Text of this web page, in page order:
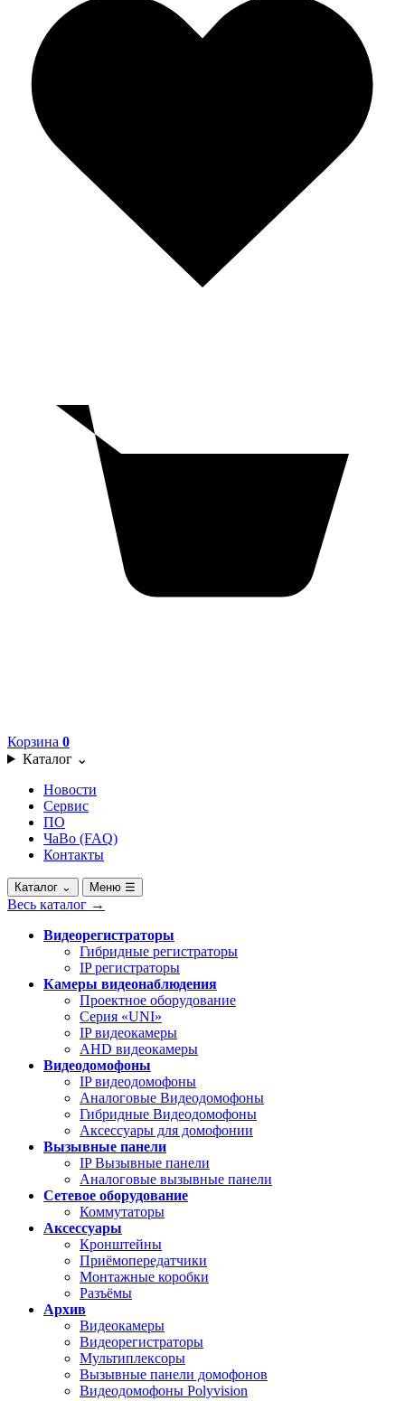
Корзина 0
Каталог ⌄
Новости
Сервис
ПО
ЧаВо (FAQ)
Контакты
Каталог ⌄ Меню ☰
Весь каталог →
Видеорегистраторы
Гибридные регистраторы
IP регистраторы
Камеры видеонаблюдения
Проектное оборудование
Серия «UNI»
IP видеокамеры
AHD видеокамеры
Видеодомофоны
IP видеодомофоны
Аналоговые Видеодомофоны
Гибридные Видеодомофоны
Аксессуары для домофонии
Вызывные панели
IP Вызывные панели
Аналоговые вызывные панели
Сетевое оборудование
Коммутаторы
Аксессуары
Кронштейны
Приёмопередатчики
Монтажные коробки
Разъёмы
Архив
Видеокамеры
Видеорегистраторы
Мультиплексоры
Вызывные панели домофонов
Видеодомофоны Polyvision